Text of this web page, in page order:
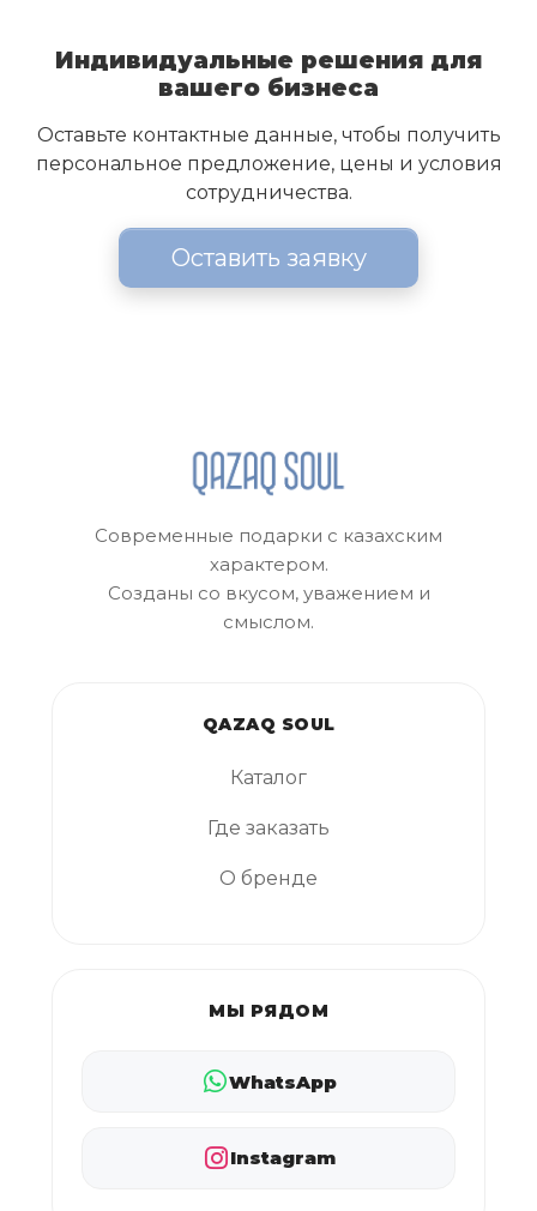
Индивидуальные решения для
вашего бизнеса
Оставьте контактные данные, чтобы получить
персональное предложение, цены и условия
сотрудничества.
Оставить заявку
Современные подарки с казахским
характером.
Созданы со вкусом, уважением и
смыслом.
QAZAQ SOUL
Каталог
Где заказать
О бренде
МЫ РЯДОМ
WhatsApp
Instagram